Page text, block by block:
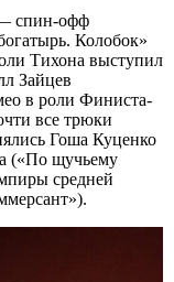
— спин-офф
Колобок»
Тихона выступил
Зайцев
в роли Финиста-
все трюки
Гоша Куценко
(«По щучьему
средней